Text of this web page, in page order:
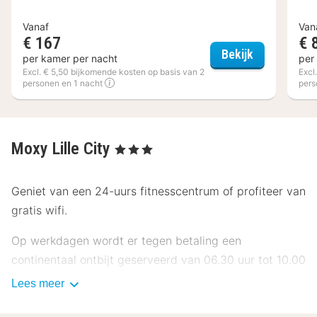
Vanaf
€ 167
per kamer per nacht
Excl. € 5,50 bijkomende kosten op basis van 2
personen en 1 nacht
Bekijk Hotel
€
per
Moxy Lille City , 3 Sterren
Geniet van een 24-uurs fitnesscentrum of profiteer van
gratis wifi.
Op werkdagen wordt er tegen betaling een
continentaal ontbijt geserveerd van 06.30 uur tot 10.00
uur en in het weekend is dit beschikbaar van 06.30 uur
Lees meer